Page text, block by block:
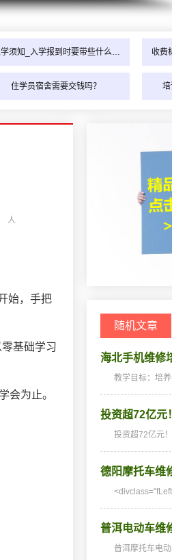
须知_入学报到时要带些什么… 收费
住学员宿舍需要交钱吗？ 培
人
始，手把
基础学习
会为止。
随机文章
海北手机维修
教学目标：培
上的、全能的
投资超72亿
投资超72亿元
t投资1.26万亿
德阳摩托车维
普洱电动车维
普洱摩托车电